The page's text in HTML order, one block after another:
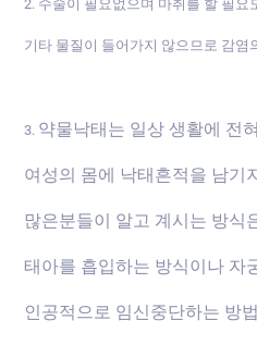
2. 수술이 필요없으며 마취를 할 필요
기타 물질이 들어가지 않으므로 감
3. 약물낙태는 일상 생활에 전
여성의 몸에 낙태흔적을 남기
많은분들이 알고 계시는 방식
태아를 흡입하는 방식이나 자
인공적으로 임신중단하는 방